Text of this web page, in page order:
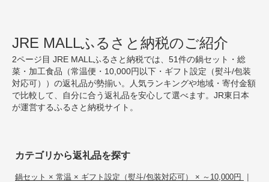
JRE MALLふるさと納税のご紹介
2ページ目 JRE MALLふるさと納税では、51件の鍋セット・総
菜・加工食品（常温便・10,000円以下・ギフト設定（熨斗/包装
対応可））の返礼品が勢揃い。人気ランキングや地域・寄付金額
で比較して、自分に合う返礼品を安心して選べます。JR東日本
が運営するふるさと納税サイト。
カテゴリから返礼品を探す
鍋セット × 常温 × ギフト設定（熨斗/包装対応可） × ～10,000円 |